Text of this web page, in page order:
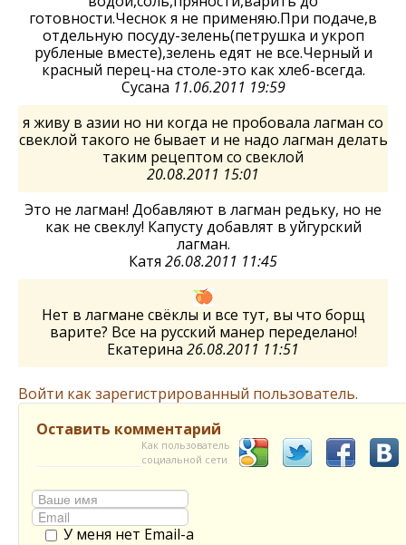
готовности.Чеснок я не применяю.При подаче,в
отдельную посуду-зелень(петрушка и укроп
рубленые вместе),зелень едят не все.Черный и
красный перец-на столе-это как хлеб-всегда.
Сусана 11.06.2011 19:59
я живу в азии но ни когда не пробовала лагман со
свеклой такого не бывает и не надо лагман делать
таким рецептом со свеклой
20.08.2011 15:01
Это не лагман! Добавляют в лагман редьку, но не
как не свеклу! Капусту добавлят в уйгурский
лагман.
Катя 26.08.2011 11:45
Нет в лагмане свёклы и все тут, вы что борщ
варите? Все на русский манер переделано!
Екатерина 26.08.2011 11:51
Войти как зарегистрированный пользователь.
Оставить комментарий
Как пользователь
социальной сети
У меня нет Email-а